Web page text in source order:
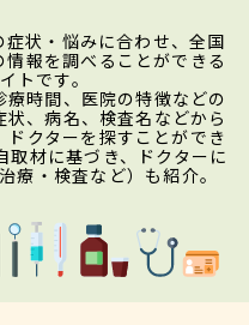
状・悩みに合わせ、全国
報を調べることができる
トです。
時間、医院の特徴などの
、病名、検査名などから
クターを探すことができ
取材に基づき、ドクターに
療・検査など）も紹介。